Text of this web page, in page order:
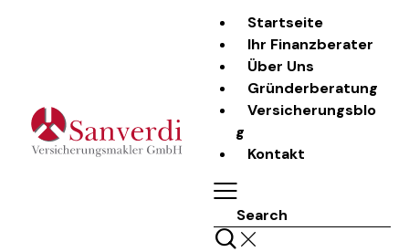
Startseite
Ihr Finanzberater
Über Uns
Gründerberatung
Versicherungsblo
g
Kontakt
Search